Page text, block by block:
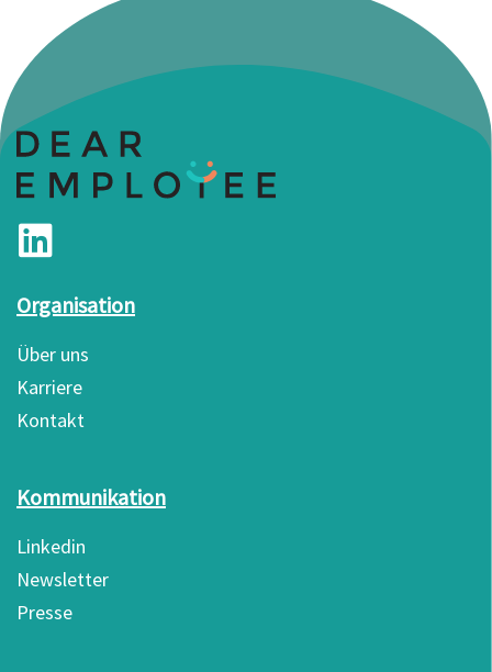
Organisation
Über uns
Karriere
Kontakt
Kommunikation
Linkedin
Newsletter
Presse